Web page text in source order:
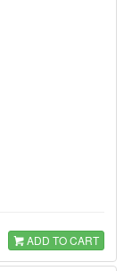
ADD TO CART